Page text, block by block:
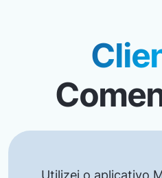
Utilizei o aplicativo